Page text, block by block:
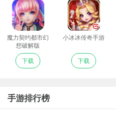
魔力契约都市幻
想破解版
下载
小冰冰传奇手游
下载
手游排行榜